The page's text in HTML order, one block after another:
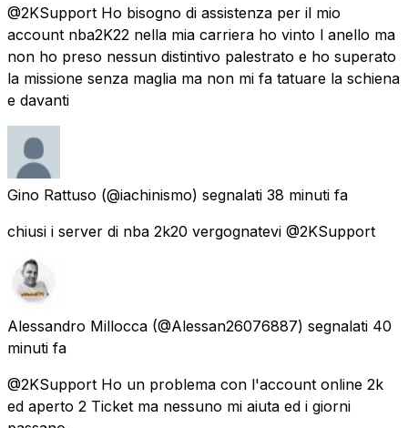
@2KSupport Ho bisogno di assistenza per il mio
account nba2K22 nella mia carriera ho vinto l anello ma
non ho preso nessun distintivo palestrato e ho superato
la missione senza maglia ma non mi fa tatuare la schiena
e davanti
Gino Rattuso (@iachinismo) segnalati 38 minuti fa
chiusi i server di nba 2k20 vergognatevi @2KSupport
Alessandro Millocca (@Alessan26076887) segnalati 40
minuti fa
@2KSupport Ho un problema con l'account online 2k
ed aperto 2 Ticket ma nessuno mi aiuta ed i giorni